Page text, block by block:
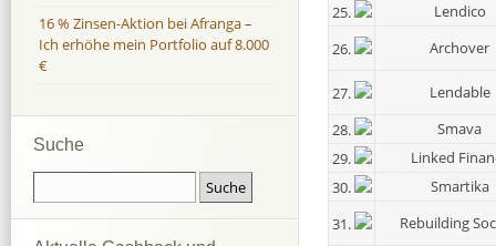
25.
Lendico
26.
Archover
27.
Lendable
28.
Smava
29.
Linked
30.
Smartika
31.
Rebuilding
16 % Zinsen-Aktion bei Afranga –
Ich erhöhe mein Portfolio auf 8.000
€
Suche